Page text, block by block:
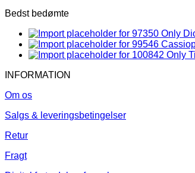
Bedst bedømte
Only
Only
INFORMATION
Om os
Salgs & leveringsbetingelser
Retur
Fragt